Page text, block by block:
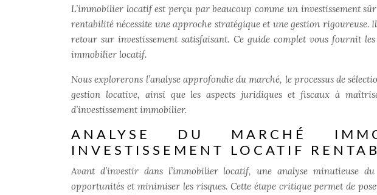
L’immobilier locatif est perçu par beaucoup comme un investissement
rentabilité nécessite une approche stratégique et une gestion
retour sur investissement satisfaisant. Ce guide complet vous fournit
immobilier locatif.
Nous explorerons l’analyse approfondie du marché, le processus de
gestion locative, ainsi que les aspects juridiques et fiscaux à
d’investissement immobilier.
ANALYSE DU MARCHÉ
INVESTISSEMENT LOCATIF
Avant d’investir dans l’immobilier locatif, une analyse minutieuse
opportunités et minimiser les risques. Cette étape critique permet de